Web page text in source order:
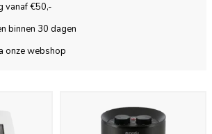
vanaf €50,-
binnen 30 dagen
onze webshop